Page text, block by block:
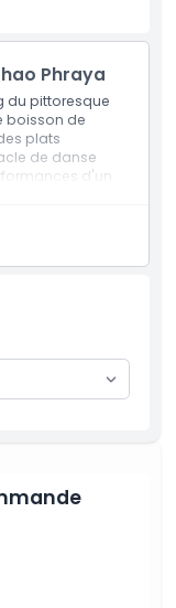
détendre, de
dans la culture
entre amis ou en
Chao Phraya sera
à Bangkok.
Phraya
du pittoresque
boisson de
plats
de danse
d'un